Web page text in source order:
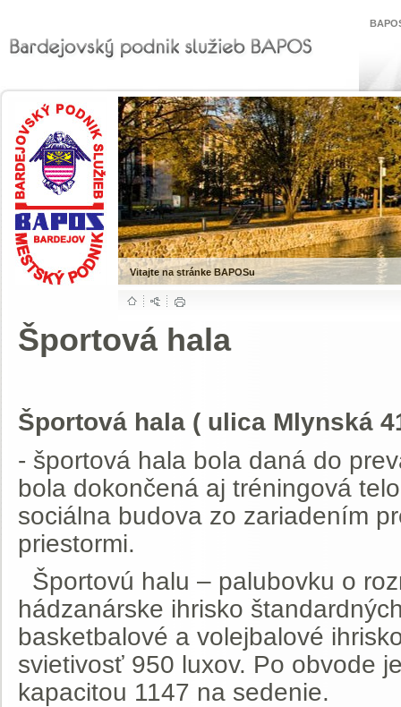
Vitajte na stránke BAPOSu
Športová hala
Športová hala ( ulica Mlynská
- športová hala bola daná do
bola dokončená aj tréningová
sociálna budova zo zariadením
priestormi.
Športovú halu – palubovku o
hádzanárske ihrisko
basketbalové a volejbalové
svietivosť 950 luxov. Po obvode
kapacitou 1147 na sedenie.